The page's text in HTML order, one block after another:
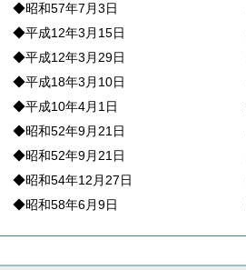
◆昭和57年7月3日
◆平成12年3月15日
◆平成12年3月29日
◆平成18年3月10日
◆平成10年4月1日
◆昭和52年9月21日
◆昭和52年9月21日
◆昭和54年12月27日
◆昭和58年6月9日